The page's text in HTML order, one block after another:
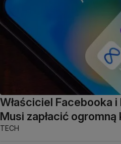
Właściciel Facebooka
Musi zapłacić
TECH